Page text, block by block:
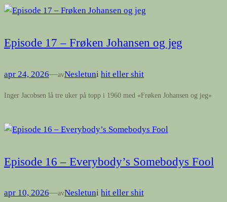
Episode 17 – Frøken Johansen og jeg
apr 24, 2026—avNesletuni hit eller shit
Inger Jacobsen lå tre uker på topp i 1960 med «Frøken Johansen og jeg»
Episode 16 – Everybody’s Somebodys Fool
apr 10, 2026—avNesletuni hit eller shit